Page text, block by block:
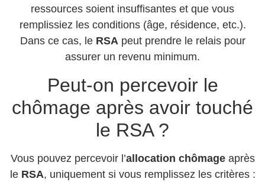
ressources soient insuffisantes et que vous
remplissiez les conditions (âge, résidence, etc.).
Dans ce cas, le RSApeut prendre le relais pour
assurer un revenu minimum.
Peut-on percevoir le
chômage après avoir touché
le RSA ?
Vous pouvez percevoir l’allocation chômageaprès
le RSA, uniquement si vous remplissez les critères :